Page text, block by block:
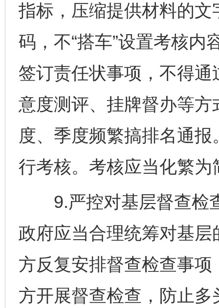
指标，压缩提供材料的
码，不“搭车”设置考核内
签订责任状事项，不得
意度测评、挂牌督办等
度、季度频繁搞排名通
行考核。考核应当化繁为
9.严控对基层督查检
政府应当合理统筹对基
方反复安排督查检查事
方开展督查检查，防止